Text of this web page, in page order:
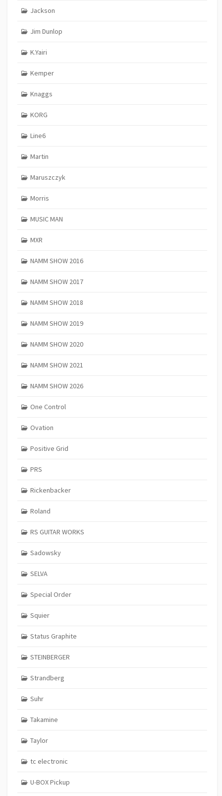
Jackson
Jim Dunlop
K.Yairi
Kemper
Knaggs
KORG
Line6
Martin
Maruszczyk
Morris
MUSIC MAN
MXR
NAMM SHOW 2016
NAMM SHOW 2017
NAMM SHOW 2018
NAMM SHOW 2019
NAMM SHOW 2020
NAMM SHOW 2021
NAMM SHOW 2026
One Control
Ovation
Positive Grid
PRS
Rickenbacker
Roland
RS GUITAR WORKS
Sadowsky
SELVA
Special Order
Squier
Status Graphite
STEINBERGER
Strandberg
Suhr
Takamine
Taylor
tc electronic
U-BOX Pickup